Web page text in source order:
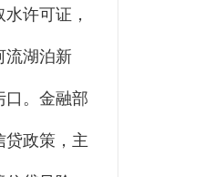
许可证，
流湖泊新
口。金融部
贷政策，主